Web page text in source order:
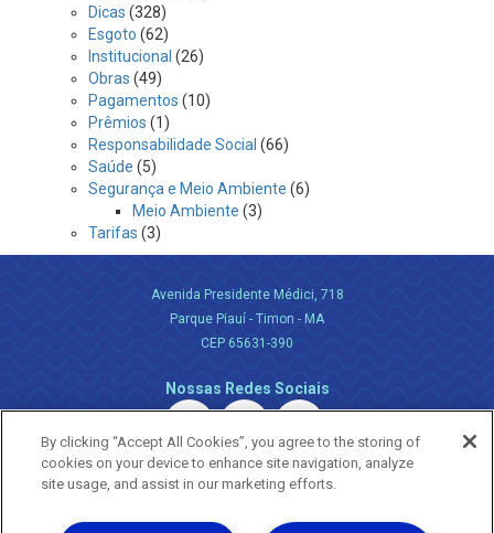
Dicas (328)
Esgoto (62)
Institucional (26)
Obras (49)
Pagamentos (10)
Prêmios (1)
Responsabilidade Social (66)
Saúde (5)
Segurança e Meio Ambiente (6)
Meio Ambiente (3)
Tarifas (3)
Avenida Presidente Médici, 718
Parque Piauí - Timon - MA
CEP 65631-390
Nossas Redes Sociais
By clicking “Accept All Cookies”, you agree to the storing of
cookies on your device to enhance site navigation, analyze
site usage, and assist in our marketing efforts.